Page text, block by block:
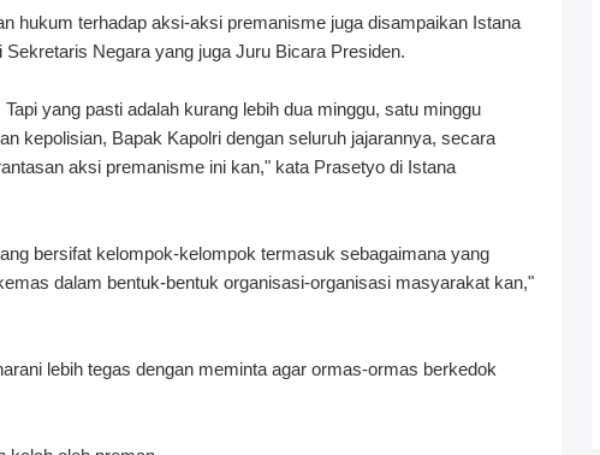
hukum terhadap aksi-aksi premanisme juga disampaikan Istana
Negara yang juga Juru Bicara Presiden.
yang pasti adalah kurang lebih dua minggu, satu minggu
kepolisian, Bapak Kapolri dengan seluruh jajarannya, secara
aksi premanisme ini kan," kata Prasetyo di Istana
bersifat kelompok-kelompok termasuk sebagaimana yang
dalam bentuk-bentuk organisasi-organisasi masyarakat kan,"
lebih tegas dengan meminta agar ormas-ormas berkedok